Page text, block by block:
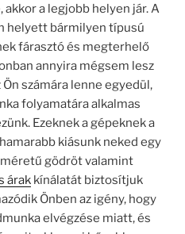
a legjobb helyen jár. A
helyett bármilyen típusú
fárasztó és megterhelő
annyira mégsem lesz
számára lenne egyedül,
folyamatára alkalmas
Ezeknek a gépeknek a
kiásunk neked egy
gödröt valamint
árakkínálatát biztosítjuk
Önben az igény, hogy
elvégzése miatt, és